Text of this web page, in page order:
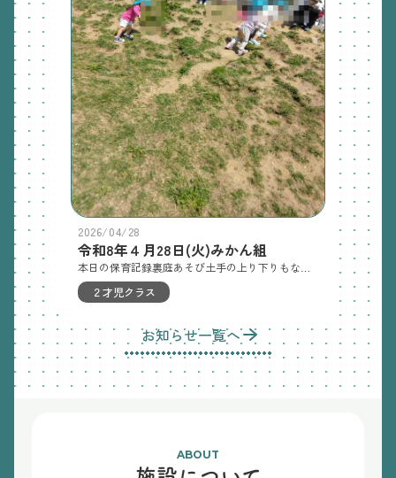
2026/04/28
令和8年４月28日(火)みかん組
２才児クラス
お知らせ一覧へ
ABOUT